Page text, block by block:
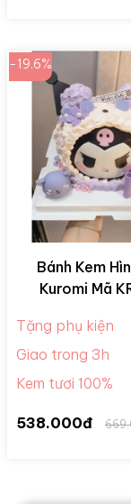
-19.6%
Bánh Kem
Kuromi Mã
Tặng phụ kiện
Giao trong 3h
Kem tươi 100%
538.000đ